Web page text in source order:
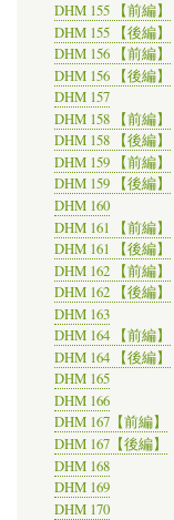
DHM 155 【前編】
DHM 155 【後編】
DHM 156 【前編】
DHM 156 【後編】
DHM 157
DHM 158 【前編】
DHM 158 【後編】
DHM 159 【前編】
DHM 159 【後編】
DHM 160
DHM 161 【前編】
DHM 161 【後編】
DHM 162 【前編】
DHM 162 【後編】
DHM 163
DHM 164 【前編】
DHM 164 【後編】
DHM 165
DHM 166
DHM 167【前編】
DHM 167【後編】
DHM 168
DHM 169
DHM 170